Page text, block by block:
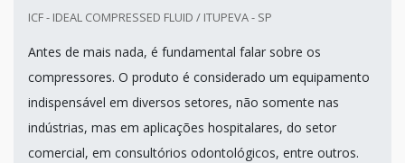
ICF - IDEAL COMPRESSED FLUID / ITUPEVA - SP
Antes de mais nada, é fundamental falar sobre os
compressores. O produto é considerado um equipamento
indispensável em diversos setores, não somente nas
indústrias, mas em aplicações hospitalares, do setor
comercial, em consultórios odontológicos, entre outros.